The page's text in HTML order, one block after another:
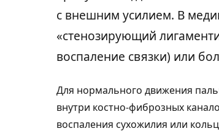
с внешним усилием. В
«стенозирующий
воспаление связки) или
Для нормального движения
внутри костно-фиброзных
воспаления сухожилия или